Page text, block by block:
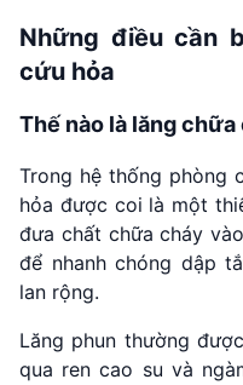
Những điều cần
cứu hỏa
Thế nào là lăng chữa
Trong hệ thống phòng
hỏa được coi là một
đưa chất chữa cháy
để nhanh chóng dập
lan rộng.
Lăng phun thường
qua ren cao su và